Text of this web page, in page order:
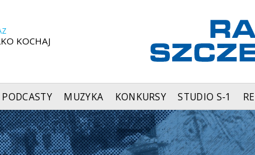
KOCHAJ
PODCASTY MUZYKA KONKURSY STUDIO S-1